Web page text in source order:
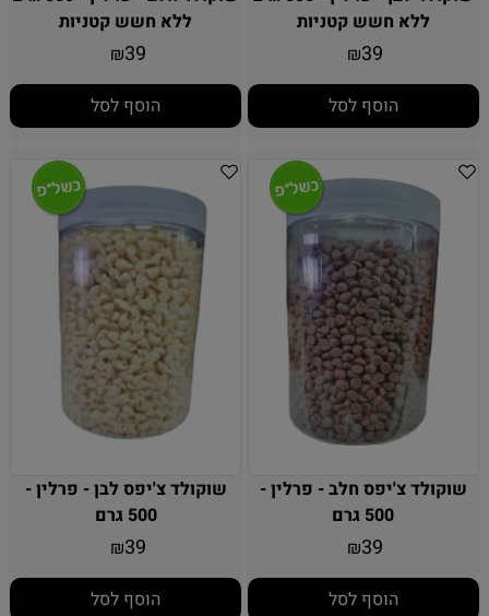
ללא חשש קטניות
₪39
הוסף לסל
ללא חשש קטניות
₪39
הוסף לסל
שוקולד צ'יפס חלב - פרלין -
500 גרם
₪39
הוסף לסל
שוקולד צ'יפס לבן - פרלין -
500 גרם
₪39
הוסף לסל